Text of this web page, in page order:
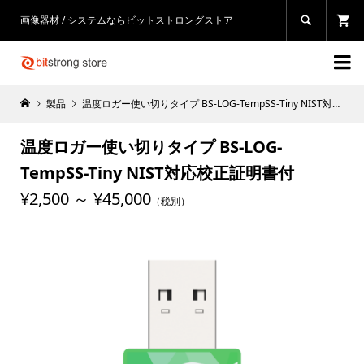
画像器材 / システムならビットストロングストア 

製品 温度ロガー使い切りタイプ BS-LOG-TempSS-Tiny NIST対応校正証明書付
温度ロガー使い切りタイプ BS-LOG-
TempSS-Tiny NIST対応校正証明書付
¥2,500 ～ ¥45,000（税別）